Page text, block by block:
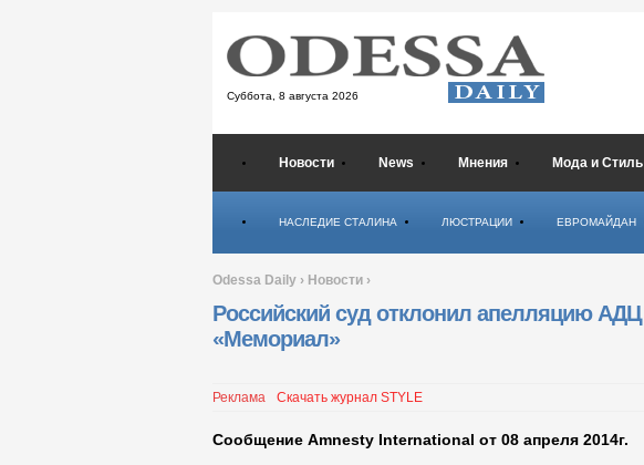
Суббота, 8 августа 2026
Новости News Мнения Мода и Стиль
НАСЛЕДИЕ СТАЛИНА ЛЮСТРАЦИИ ЕВРОМАЙДАН
Odessa Daily › Новости ›
Российский суд отклонил апелляцию AДЦ
«Мемориал»
Реклама Скачать журнал STYLE
Сообщение Amnesty International от 08 апреля 2014г.